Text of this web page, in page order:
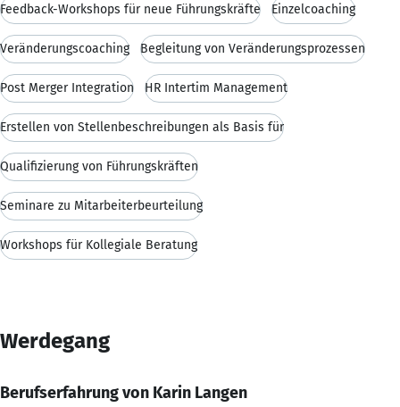
Feedback-Workshops für neue Führungskräfte Einzelcoaching
Veränderungscoaching Begleitung von Veränderungsprozessen
Post Merger Integration HR Intertim Management
Erstellen von Stellenbeschreibungen als Basis für
Qualifizierung von Führungskräften
Seminare zu Mitarbeiterbeurteilung
Workshops für Kollegiale Beratung
Werdegang
Berufserfahrung von Karin Langen